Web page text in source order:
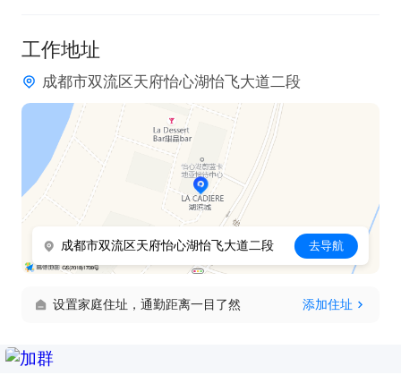
工作地址
成都市双流区天府怡心湖怡飞大道二段
成都市双流区天府怡心湖怡飞大道二段 去导航
设置家庭住址，通勤距离一目了然 添加住址